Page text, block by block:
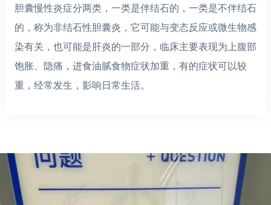
胆囊慢性炎症分两类，一类是伴结石的，一类是不伴结石
的，称为非结石性胆囊炎，它可能与变态反应或微生物感
染有关，也可能是肝炎的一部分，临床主要表现为上腹部
饱胀、隐痛，进食油腻食物症状加重，有的症状可以较
重，经常发生，影响日常生活。